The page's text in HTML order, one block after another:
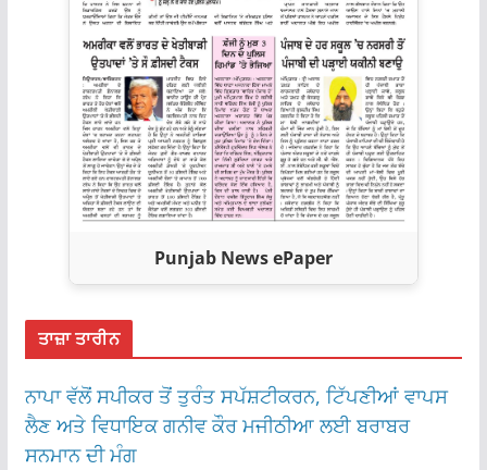
Punjab News ePaper
ਤਾਜ਼ਾ ਤਾਰੀਨ
ਨਾਪਾ ਵੱਲੋਂ ਸਪੀਕਰ ਤੋਂ ਤੁਰੰਤ ਸਪੱਸ਼ਟੀਕਰਨ, ਟਿੱਪਣੀਆਂ ਵਾਪਸ
ਲੈਣ ਅਤੇ ਵਿਧਾਇਕ ਗਨੀਵ ਕੌਰ ਮਜੀਠੀਆ ਲਈ ਬਰਾਬਰ
ਸਨਮਾਨ ਦੀ ਮੰਗ